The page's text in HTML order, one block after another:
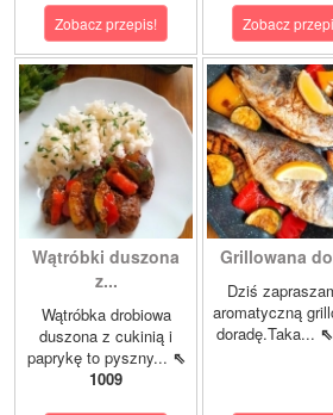
Zobacz przepis! Zobacz
Wątróbki duszona
z...
Wątróbka drobiowa
duszona z cukinią i
paprykę to pyszny... ⇖
1009
Grillowana
Dziś
aromatyczną
doradę.Taka...